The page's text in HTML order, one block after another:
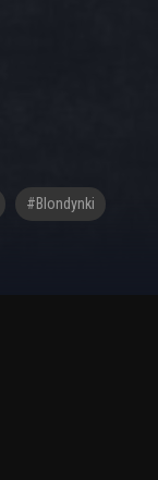
#blondynki